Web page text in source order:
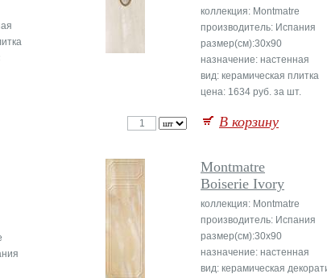
коллекция: Montmatre
производитель: Испания
размер(см):30x90
назначение: настенная
вид: керамическая плитка
цена: 1634 руб. за шт.
В корзину
Montmatre
Boiserie Ivory
коллекция: Montmatre
производитель: Испания
размер(см):30x90
назначение: настенная
вид: керамическая